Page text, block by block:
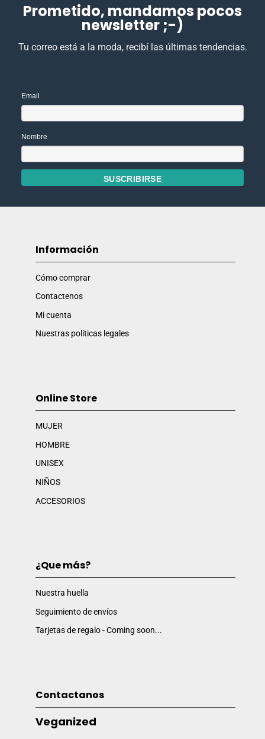
Prometido, mandamos pocos
newsletter ;-)
Tu correo está a la moda, recibí las últimas tendencias.
Email
Nombre
Información
Cómo comprar
Contactenos
Mi cuenta
Nuestras políticas legales
Online Store
MUJER
HOMBRE
UNISEX
NIÑOS
ACCESORIOS
¿Que más?
Nuestra huella
Seguimiento de envíos
Tarjetas de regalo - Coming soon...
Contactanos
Veganized